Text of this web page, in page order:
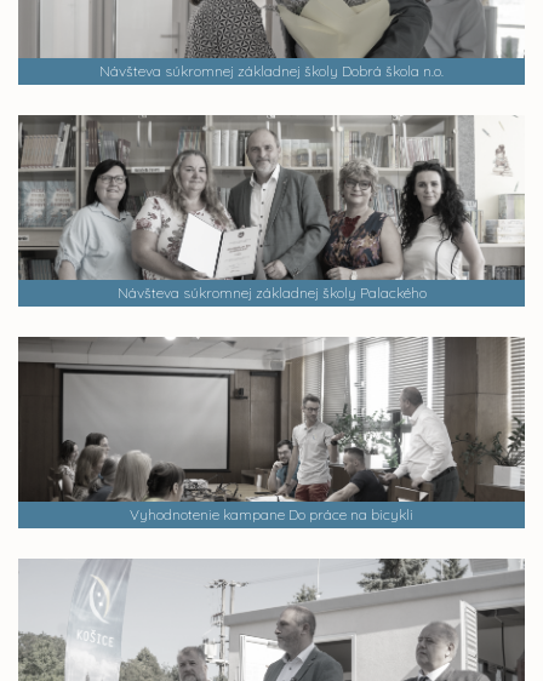
Návšteva súkromnej základnej školy Dobrá škola n.o.
Návšteva súkromnej základnej školy Palackého
Vyhodnotenie kampane Do práce na bicykli